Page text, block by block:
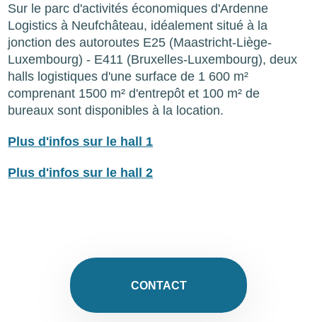
Sur le parc d'activités économiques d'Ardenne
Logistics à Neufchâteau, idéalement situé à la
jonction des autoroutes E25 (Maastricht-Liège-
Luxembourg) - E411 (Bruxelles-Luxembourg), deux
halls logistiques d'une surface de 1 600 m²
comprenant 1500 m² d'entrepôt et 100 m² de
bureaux sont disponibles à la location.
Plus d'infos sur le hall 1
Plus d'infos sur le hall 2
CONTACT